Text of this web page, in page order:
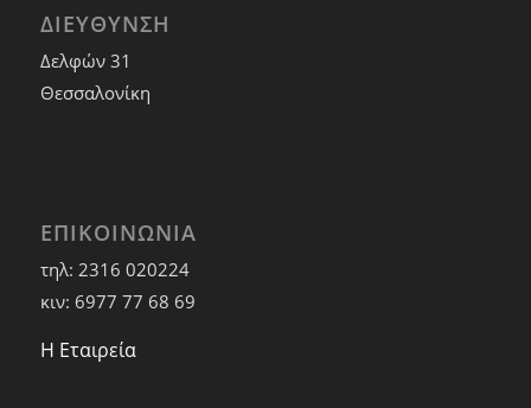
ΔΙΕΥΘΥΝΣΗ
Δελφών 31
Θεσσαλονίκη
ΕΠΙΚΟΙΝΩΝΙΑ
τηλ: 2316 020224
κιν: 6977 77 68 69
Η Εταιρεία